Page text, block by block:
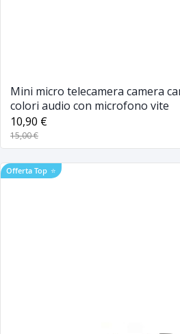
Mini micro telecamera camera
colori audio con microfono vite
10,90 €
15,00 €
Offerta Top ⭐